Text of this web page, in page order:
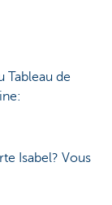
Tableau de
Isabel? Vous